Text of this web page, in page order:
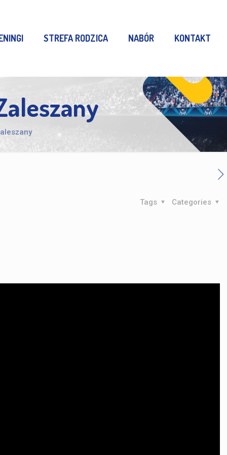
STREFA RODZICA NABÓR KONTAKT
Categories
Tags